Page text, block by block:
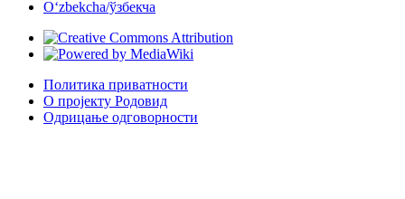
Oʻzbekcha/ўзбекча
Политика приватности
О пројекту Родовид
Одрицање одговорности